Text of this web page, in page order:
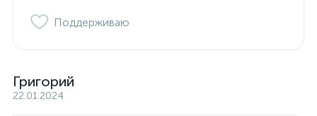
Поддерживаю
Григорий
22.01.2024